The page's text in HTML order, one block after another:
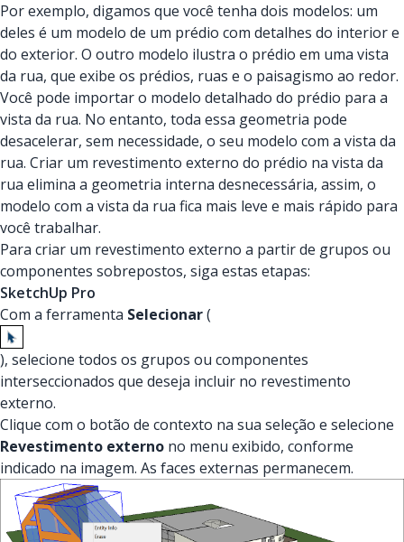
Por exemplo, digamos que você tenha dois modelos: um
deles é um modelo de um prédio com detalhes do interior e
do exterior. O outro modelo ilustra o prédio em uma vista
da rua, que exibe os prédios, ruas e o paisagismo ao redor.
Você pode importar o modelo detalhado do prédio para a
vista da rua. No entanto, toda essa geometria pode
desacelerar, sem necessidade, o seu modelo com a vista da
rua. Criar um revestimento externo do prédio na vista da
rua elimina a geometria interna desnecessária, assim, o
modelo com a vista da rua fica mais leve e mais rápido para
você trabalhar.
Para criar um revestimento externo a partir de grupos ou
componentes sobrepostos, siga estas etapas:
SketchUp Pro
Com a ferramenta Selecionar(
), selecione todos os grupos ou componentes
interseccionados que deseja incluir no revestimento
externo.
Clique com o botão de contexto na sua seleção e selecione
Revestimento externo no menu exibido, conforme
indicado na imagem. As faces externas permanecem.